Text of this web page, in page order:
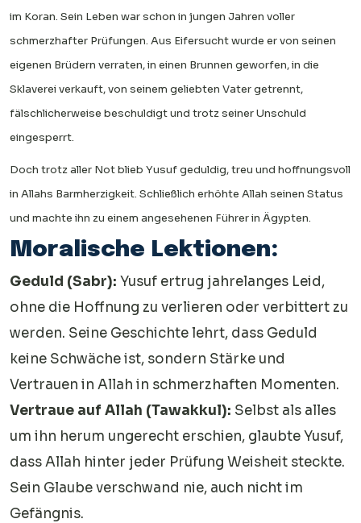
im Koran. Sein Leben war schon in jungen Jahren voller
schmerzhafter Prüfungen. Aus Eifersucht wurde er von seinen
eigenen Brüdern verraten, in einen Brunnen geworfen, in die
Sklaverei verkauft, von seinem geliebten Vater getrennt,
fälschlicherweise beschuldigt und trotz seiner Unschuld
eingesperrt.
Doch trotz aller Not blieb Yusuf geduldig, treu und hoffnungsvoll
in Allahs Barmherzigkeit. Schließlich erhöhte Allah seinen Status
und machte ihn zu einem angesehenen Führer in Ägypten.
Moralische Lektionen:
Geduld (Sabr): Yusuf ertrug jahrelanges Leid,
ohne die Hoffnung zu verlieren oder verbittert zu
werden. Seine Geschichte lehrt, dass Geduld
keine Schwäche ist, sondern Stärke und
Vertrauen in Allah in schmerzhaften Momenten.
Vertraue auf Allah (Tawakkul): Selbst als alles
um ihn herum ungerecht erschien, glaubte Yusuf,
dass Allah hinter jeder Prüfung Weisheit steckte.
Sein Glaube verschwand nie, auch nicht im
Gefängnis.